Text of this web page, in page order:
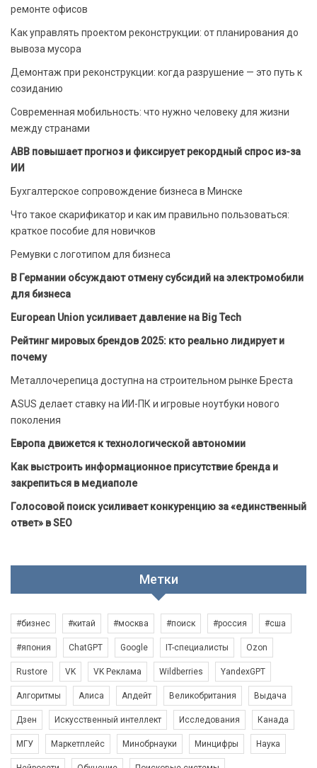
ремонте офисов
Как управлять проектом реконструкции: от планирования до
вывоза мусора
Демонтаж при реконструкции: когда разрушение — это путь к
созиданию
Современная мобильность: что нужно человеку для жизни
между странами
ABB повышает прогноз и фиксирует рекордный спрос из-за
ИИ
Бухгалтерское сопровождение бизнеса в Минске
Что такое скарификатор и как им правильно пользоваться:
краткое пособие для новичков
Ремувки с логотипом для бизнеса
В Германии обсуждают отмену субсидий на электромобили
для бизнеса
European Union усиливает давление на Big Tech
Рейтинг мировых брендов 2025: кто реально лидирует и
почему
Металлочерепица доступна на строительном рынке Бреста
ASUS делает ставку на ИИ-ПК и игровые ноутбуки нового
поколения
Европа движется к технологической автономии
Как выстроить информационное присутствие бренда и
закрепиться в медиаполе
Голосовой поиск усиливает конкуренцию за «единственный
ответ» в SEO
Метки
#бизнес #китай #москва #поиск #россия #сша
#япония ChatGPT Google IT-специалисты Ozon
Rustore VK VK Реклама Wildberries YandexGPT
Алгоритмы Алиса Апдейт Великобритания Выдача
Дзен Искусственный интеллект Исследования Канада
МГУ Маркетплейс Минобрнауки Минцифры Наука